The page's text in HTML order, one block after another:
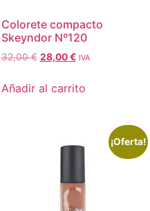
Colorete compacto
Skeyndor Nº120
32,00€ 28,00€ IVA
Añadir al carrito
¡Oferta!